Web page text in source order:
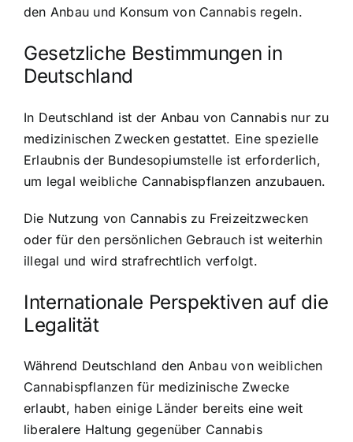
den Anbau und Konsum von Cannabis regeln.
Gesetzliche Bestimmungen in
Deutschland
In Deutschland ist der Anbau von Cannabis nur zu
medizinischen Zwecken gestattet. Eine spezielle
Erlaubnis der Bundesopiumstelle ist erforderlich,
um legal weibliche Cannabispflanzen anzubauen.
Die Nutzung von Cannabis zu Freizeitzwecken
oder für den persönlichen Gebrauch ist weiterhin
illegal und wird strafrechtlich verfolgt.
Internationale Perspektiven auf die
Legalität
Während Deutschland den Anbau von weiblichen
Cannabispflanzen für medizinische Zwecke
erlaubt, haben einige Länder bereits eine weit
liberalere Haltung gegenüber Cannabis